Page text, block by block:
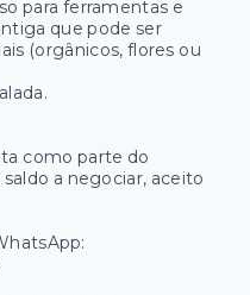
para ferramentas e
que pode ser
(orgânicos, flores ou
como parte do
a negociar, aceito